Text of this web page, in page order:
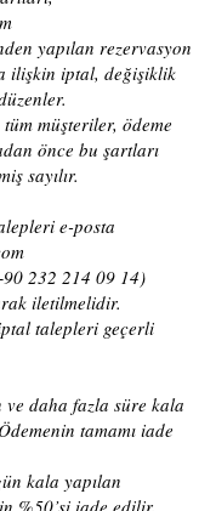
yapılan rezervasyon
ilişkin iptal, değişiklik
müşteriler, ödeme
önce bu şartları
sayılır.
e-posta
232 214 09 14)
iletilmelidir.
talepleri geçerli
daha fazla süre kala
tamamı iade
kala yapılan
%50’si iade edilir.